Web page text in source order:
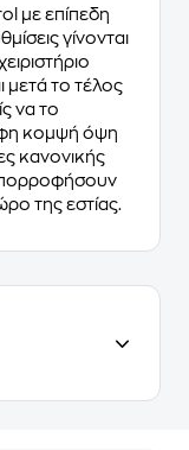
με επίπεδη
γίνονται
μετά το τέλος
να το
κομψή όψη
κανονικής
της εστίας.